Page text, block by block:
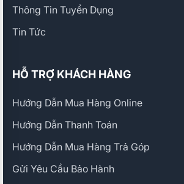
Thông Tin Tuyển Dụng
Tin Tức
HỖ TRỢ KHÁCH HÀNG
Hướng Dẫn Mua Hàng Online
Hướng Dẫn Thanh Toán
Hướng Dẫn Mua Hàng Trả Góp
Gửi Yêu Cầu Bảo Hành